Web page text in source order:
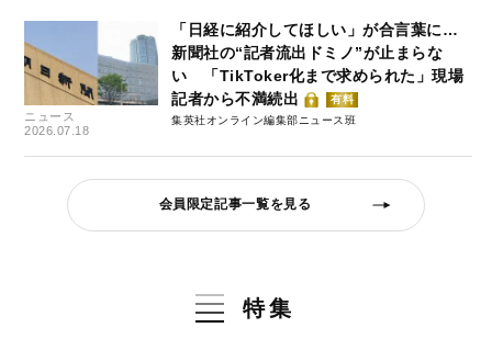
ニュース
2026.07.18
「日経に紹介してほしい」が合言葉に…
新聞社の“記者流出ドミノ”が止まらな
い 「TikToker化まで求められた」現場
記者から不満続出
有料
集英社オンライン編集部ニュース班
会員限定記事一覧を見る
特集